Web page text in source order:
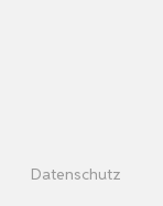
Datenschutz